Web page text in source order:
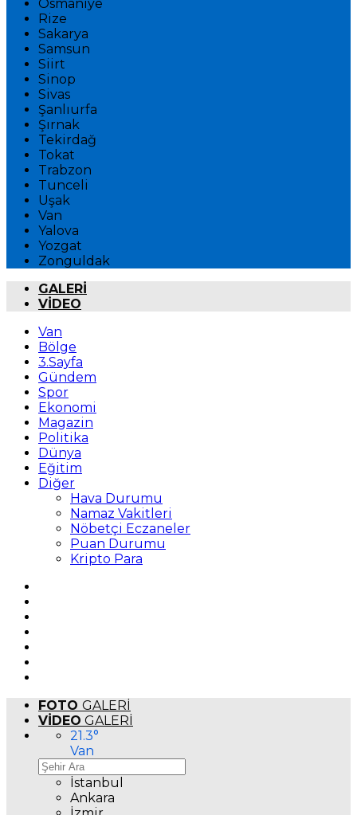
Osmaniye
Rize
Sakarya
Samsun
Siirt
Sinop
Sivas
Şanlıurfa
Şırnak
Tekirdağ
Tokat
Trabzon
Tunceli
Uşak
Van
Yalova
Yozgat
Zonguldak
GALERİ
VİDEO
Van
Bölge
3.Sayfa
Gündem
Spor
Ekonomi
Magazin
Politika
Dünya
Eğitim
Diğer
Hava Durumu
Namaz Vakitleri
Nöbetçi Eczaneler
Puan Durumu
Kripto Para
FOTO GALERİ
VİDEO GALERİ
21.3°
Van
İstanbul
Ankara